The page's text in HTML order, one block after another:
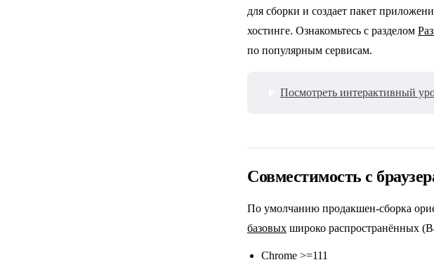
для сборки и создает пакет
хостинге. Ознакомьтесь с разделом
по популярным сервисам.
Посмотреть интерактивный
Совместимость с
По умолчанию продакшен-сборка
базовых широко распространённых
Chrome >=111